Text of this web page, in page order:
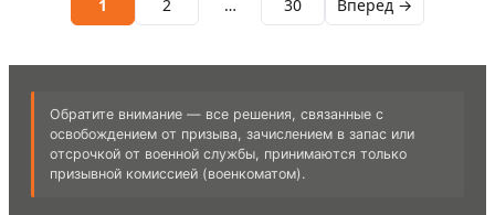
1 2 … 30 Вперёд →
Обратите внимание — все решения, связанные с
освобождением от призыва, зачислением в запас или
отсрочкой от военной службы, принимаются только
призывной комиссией (военкоматом).